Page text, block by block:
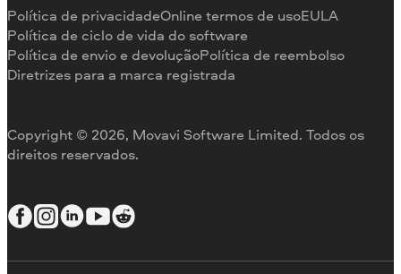
Reembolso
Por que nos escolher
Para o trabalho
Copyright © 2026, Movavi Software Limited. Todos os
direitos reservados.
Política de privacidadeOnline termos de usoEULA
Política de ciclo de vida do software
Política de envio e devoluçãoPolítica de reembolso
Diretrizes para a marca registrada